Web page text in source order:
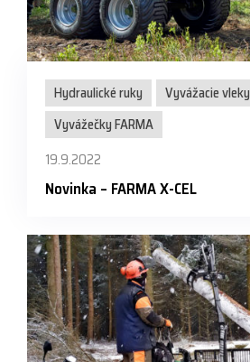
Hydraulické ruky
Vyvážacie vleky
Vyvážečky FARMA
19.9.2022
Novinka – FARMA X-CEL